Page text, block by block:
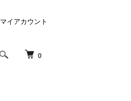
0
マイアカウント